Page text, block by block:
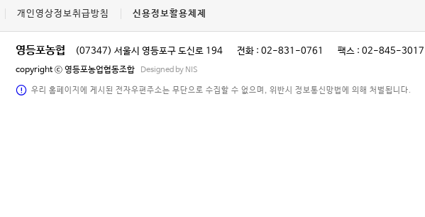
개인영상정보취급방침 신용정보활용체제
영등포농협 (07347) 서울시 영등포구 도신로 194 전화 : 02-831-0761 팩스 : 02-845-3017
copyright ⓒ 영등포농업협동조합 Designed by NIS
우리 홈페이지에 게시된 전자우편주소는 무단으로 수집할 수 없으며, 위반시 정보통신망법에 의해 처벌됩니다.